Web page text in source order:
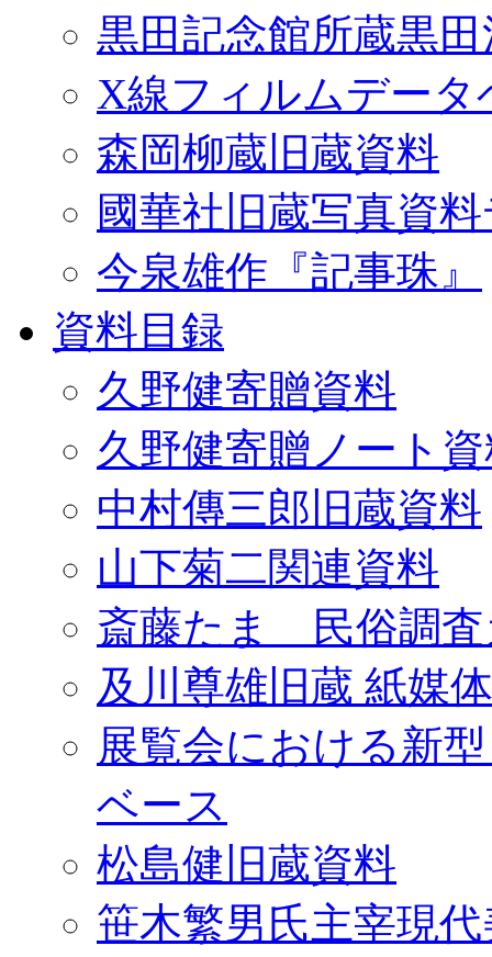
黒田記念館所蔵黒
X線フィルムデータ
森岡柳蔵旧蔵資料
國華社旧蔵写真資
今泉雄作『記事珠』
資料目録
久野健寄贈資料
久野健寄贈ノート
中村傳三郎旧蔵資料
山下菊二関連資料
斎藤たま 民俗調査
及川尊雄旧蔵 紙媒
展覧会における新
ベース
松島健旧蔵資料
笹木繁男氏主宰現